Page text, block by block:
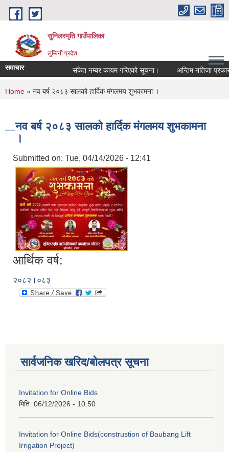
Skip to main content
सुनिलस्मृति गाउँपालिका
लुम्बिनी प्रदेश
समाचार संकेत नम्बर कायम गरिएको सूचना। अन्तिम नतिजा प्रकासन
You are here
Home » नव बर्ष २०८३ सालको हार्दिक मंगलमय शुभकामना ।
नव बर्ष २०८३ सालको हार्दिक मंगलमय शुभकामना
।
Submitted on: Tue, 04/14/2026 - 12:41
आर्थिक वर्ष:
२०८२।०८३
सार्वजनिक खरिद/बोलपत्र सूचना
Invitation for Online Bids
मिति: 06/12/2026 - 10:50
Invitation for Online Bids(construstion of Baubang Lift
Irrigation Project)